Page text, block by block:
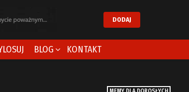
DODAJ
BLOG KONTAKT